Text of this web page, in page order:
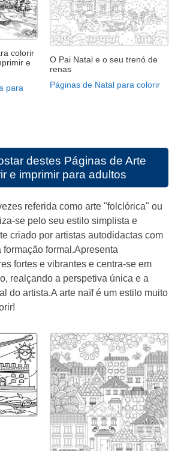
colorir
e
para
O Pai Natal e o seu trenó de
renas
Páginas de Natal para colorir
destes Páginas de Arte
e imprimir para adultos
referida como arte "folclórica" ou
se pelo seu estilo simplista e
criado por artistas autodidactas com
formal.Apresenta
fortes e vibrantes e centra-se em
realçando a perspetiva única e a
do artista.A arte naïf é um estilo muito